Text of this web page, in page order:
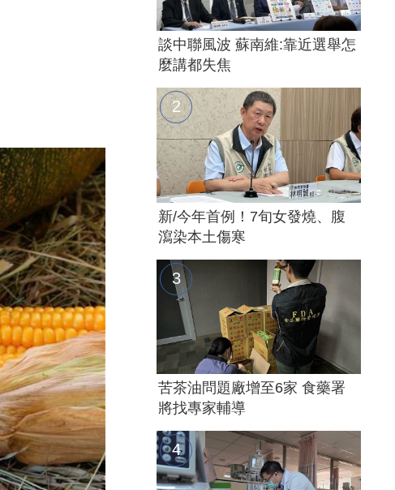
談中聯風波 蘇南維:靠近選舉怎
麼講都失焦
新/今年首例！7旬女發燒、腹
瀉染本土傷寒
苦茶油問題廠增至6家 食藥署
將找專家輔導